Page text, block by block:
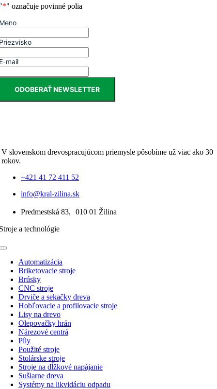
*" označuje povinné polia
mail
ODOBERAŤ NEWSLETTER
V slovenskom drevospracujúcom priemysle pôsobíme už viac ako 30
rokov.
+421 41 72 411 52
info@kral-zilina.sk
Predmestská 83, 010 01 Žilina
a technológie
Toggle
NavigationAutomatizácia
Briketovacie stroje
Brúsky
CNC stroje
Drviče a sekačky dreva
Hobľovacie a profilovacie stroje
Lisy na drevo
Olepovačky hrán
Nárezové centrá
Píly
Použité stroje
Stolárske stroje
Stroje na dĺžkové napájanie
Sušiarne dreva
Systémy na likvidáciu odpadu